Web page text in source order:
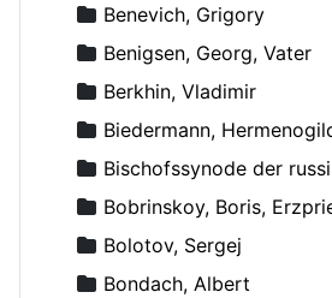
Benevich, Grigory
Benigsen, Georg, Vater
Berkhin, Vladimir
Biedermann,
Bischofssynode der
Bobrinskoy, Boris,
Bolotov, Sergej
Bondach, Albert